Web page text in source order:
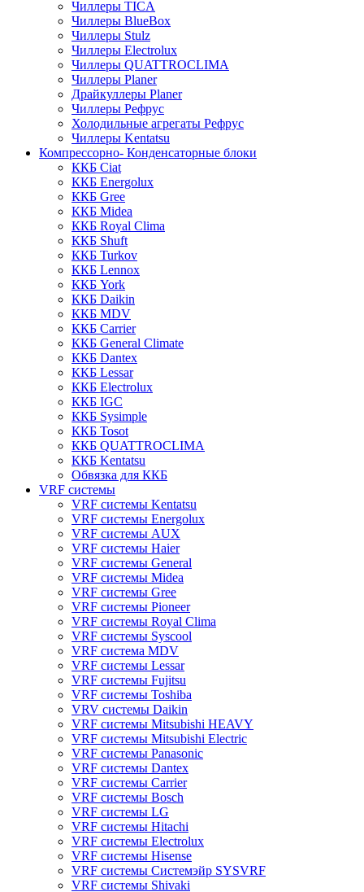
Чиллеры TICA
Чиллеры BlueBox
Чиллеры Stulz
Чиллеры Electrolux
Чиллеры QUATTROCLIMA
Чиллеры Planer
Драйкуллеры Planer
Чиллеры Рефрус
Холодильные агрегаты Рефрус
Чиллеры Kentatsu
Компрессорно- Конденсаторные блоки
ККБ Ciat
ККБ Energolux
ККБ Gree
ККБ Midea
ККБ Royal Clima
ККБ Shuft
ККБ Turkov
ККБ Lennox
ККБ York
ККБ Daikin
ККБ MDV
ККБ Carrier
ККБ General Climate
ККБ Dantex
ККБ Lessar
ККБ Electrolux
ККБ IGC
ККБ Sysimple
ККБ Tosot
ККБ QUATTROCLIMA
ККБ Kentatsu
Обвязка для ККБ
VRF системы
VRF системы Kentatsu
VRF системы Energolux
VRF системы AUX
VRF системы Haier
VRF системы General
VRF системы Midea
VRF системы Gree
VRF системы Pioneer
VRF системы Royal Clima
VRF системы Syscool
VRF система MDV
VRF системы Lessar
VRF системы Fujitsu
VRF системы Toshiba
VRV системы Daikin
VRF системы Mitsubishi HEAVY
VRF системы Mitsubishi Electric
VRF системы Panasonic
VRF системы Dantex
VRF системы Carrier
VRF системы Bosch
VRF системы LG
VRF системы Hitachi
VRF системы Electrolux
VRF системы Hisense
VRF системы Системэйр SYSVRF
VRF системы Shivaki